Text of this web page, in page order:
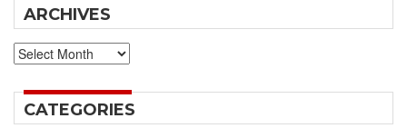
ARCHIVES
Archives
CATEGORIES